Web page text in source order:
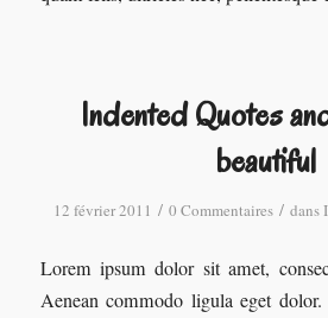
Indented Quotes
beautiful
12 février 2011 / 0 Commentaires / dans
Lorem ipsum dolor sit amet,
Aenean commodo ligula eget